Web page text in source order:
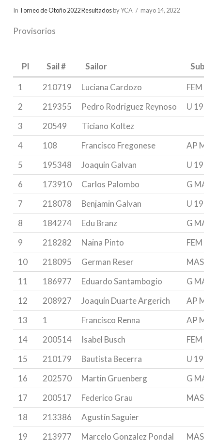
In Torneo de Otoño 2022 Resultadosby YCA mayo 14, 2022
Provisorios
Pl Sail # Sailor
Sail # Sailor
1 210719 Luciana Cardozo
FEM
2
219355 Pedro Rodriguez Reynoso
U 19
3
20549
Ticiano Koltez
4
108 Francisco Fregonese
AP
5
195348 Joaquin Galvan
U 19
6
173910 Carlos Palombo
G
7
218078 Benjamin Galvan
U 19
8
184274 Edu Branz
G
9
218282 Naina Pinto
FEM &
10
218095 German Reser
11
186977 Eduardo Santambogio
G
12
208927 Joaquín Duarte Argerich
AP
13
1 Francisco Renna
AP
14
200514 Isabel Busch
FEM &
15
210179 Bautista Becerra
U 19
16
202570 Martin Gruenberg
G
17
200517 Federico Grau
18
213386
Agustín Saguier
19
213977 Marcelo Gonzalez Pondal